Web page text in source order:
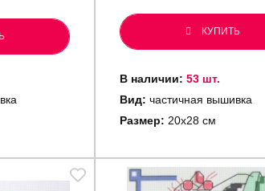
КУПИТЬ
В наличии: 53 шт.
Вид: частичная вышивка
Размер: 20х28 см